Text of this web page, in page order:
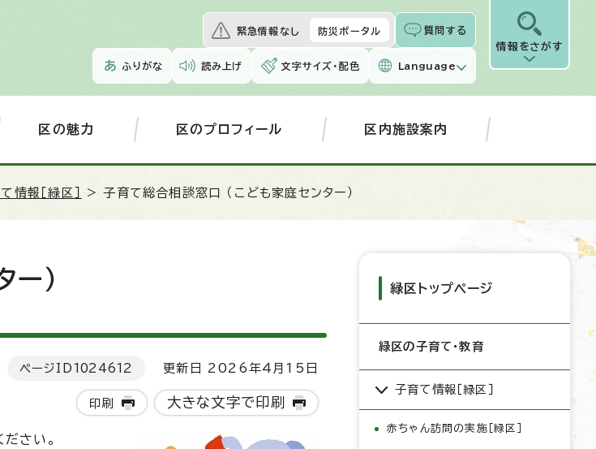
緊急情報なし 防災ポータル 質問する
ふりがな 読み上げ 文字サイズ・配色 Language
情報をさがす
区の魅力 区のプロフィール 区内施設案内
情報［緑区］ > 子育て総合相談窓口 （こども家庭センター）
）
ページID 1024612 更新日 2026年4月15日
印刷 大きな文字で印刷
さい。
緑区トップページ
緑区の子育て・教育
子育て情報［緑区］
赤ちゃん訪問の実施［緑区］